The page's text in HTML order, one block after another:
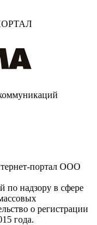
портал ООО
по надзору в сфере
о регистрации
года.